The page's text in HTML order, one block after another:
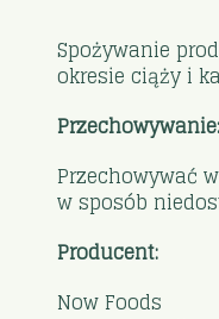
Spożywanie
okresie ciąży i
Przechowywanie:
Przechowywać
w sposób
Producent:
Now Foods